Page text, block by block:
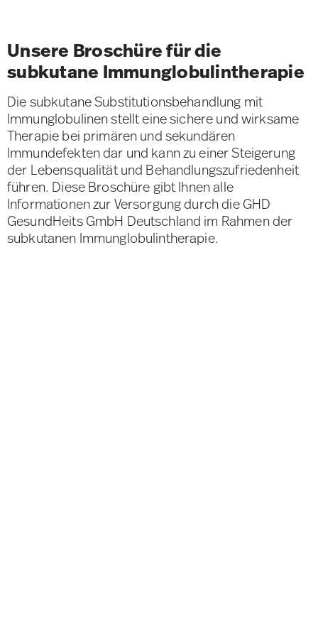
Unsere Broschüre für die
subkutane Immunglobulintherapie
Die subkutane Substitutionsbehandlung mit
Immunglobulinen stellt eine sichere und wirksame
Therapie bei primären und sekundären
Immundefekten dar und kann zu einer Steigerung
der Lebensqualität und Behandlungszufriedenheit
führen. Diese Broschüre gibt Ihnen alle
Informationen zur Versorgung durch die GHD
GesundHeits GmbH Deutschland im Rahmen der
subkutanen Immunglobulintherapie.